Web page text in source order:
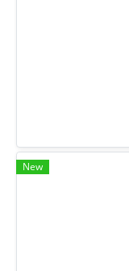
New